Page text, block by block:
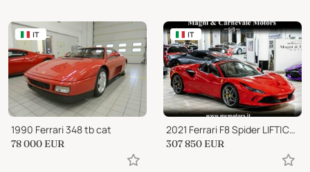
IT
1990 Ferrari 348 tb cat
78 000 EUR
IT
2021 Ferrari F8 Spider LIFT|CARBON+LEDS|HI-FI PREMIUM|AFS|ELECTRI
307 850 EUR